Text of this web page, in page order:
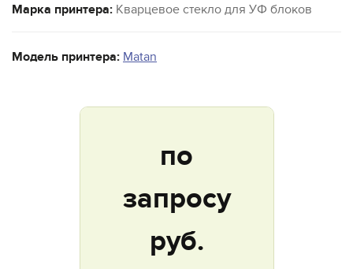
Марка принтера: Кварцевое стекло для УФ блоков
Модель принтера: Matan
по
запросу
руб.